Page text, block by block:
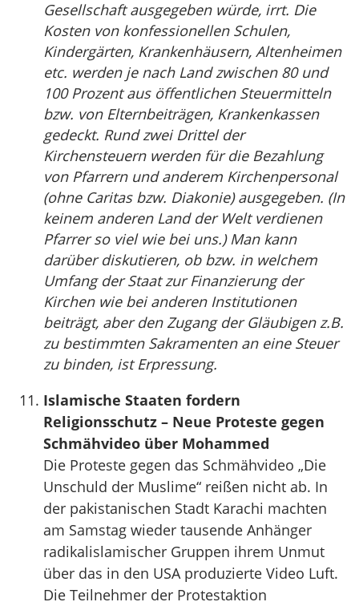
Gesellschaft ausgegeben würde, irrt. Die
Kosten von konfessionellen Schulen,
Kindergärten, Krankenhäusern, Altenheimen
etc. werden je nach Land zwischen 80 und
100 Prozent aus öffentlichen Steuermitteln
bzw. von Elternbeiträgen, Krankenkassen
gedeckt. Rund zwei Drittel der
Kirchensteuern werden für die Bezahlung
von Pfarrern und anderem Kirchenpersonal
(ohne Caritas bzw. Diakonie) ausgegeben. (In
keinem anderen Land der Welt verdienen
Pfarrer so viel wie bei uns.) Man kann
darüber diskutieren, ob bzw. in welchem
Umfang der Staat zur Finanzierung der
Kirchen wie bei anderen Institutionen
beiträgt, aber den Zugang der Gläubigen z.B.
zu bestimmten Sakramenten an eine Steuer
zu binden, ist Erpressung.
Islamische Staaten fordern
Religionsschutz – Neue Proteste gegen
Schmähvideo über Mohammed
Die Proteste gegen das Schmähvideo „Die
Unschuld der Muslime“ reißen nicht ab. In
der pakistanischen Stadt Karachi machten
am Samstag wieder tausende Anhänger
radikalislamischer Gruppen ihrem Unmut
über das in den USA produzierte Video Luft.
Die Teilnehmer der Protestaktion